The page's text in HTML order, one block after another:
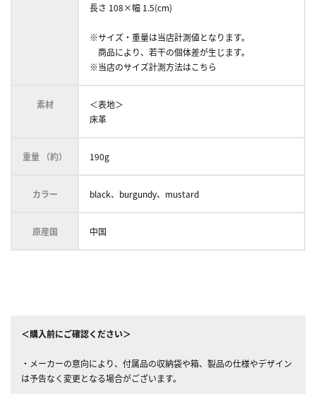
長さ 108×幅 1.5(cm)
※サイズ・重量は当店計測値となります。
商品により、若干の個体差が生じます。
※当店のサイズ計測方法はこちら
素材
＜表地＞
床革
重量 （約） 190g
カラー black、burgundy、mustard
原産国 中国
＜購入前にご確認ください＞
・メーカーの意向により、付属品の収納袋や箱、製品の仕様やデザイン
は予告なく変更となる場合がございます。